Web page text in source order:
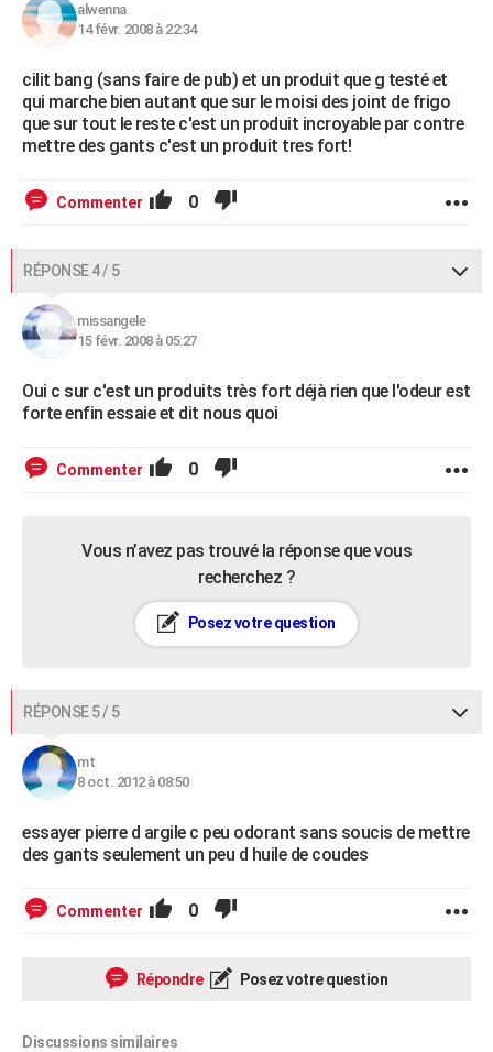
alwenna
14 févr. 2008 à 22:34
cilit bang (sans faire de pub) et un produit que g testé et
qui marche bien autant que sur le moisi des joint de frigo
que sur tout le reste c'est un produit incroyable par contre
mettre des gants c'est un produit tres fort!
Commenter 0
RÉPONSE 4 / 5
missangele
15 févr. 2008 à 05:27
Oui c sur c'est un produits très fort déjà rien que l'odeur est
forte enfin essaie et dit nous quoi
Commenter 0
Vous n’avez pas trouvé la réponse que vous
recherchez ?
Posez votre question
RÉPONSE 5 / 5
mt
8 oct. 2012 à 08:50
essayer pierre d argile c peu odorant sans soucis de mettre
des gants seulement un peu d huile de coudes
Commenter 0
Répondre Posez votre question
Discussions similaires